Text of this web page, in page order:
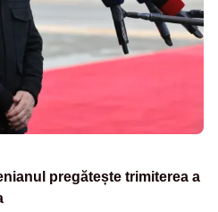
pregătește trimiterea a